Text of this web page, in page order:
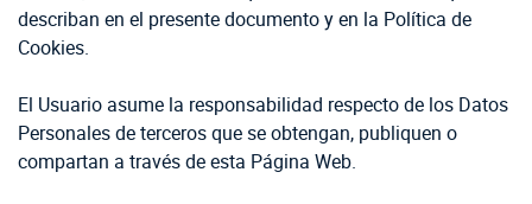
describan en el presente documento y en la Política de
Cookies.
El Usuario asume la responsabilidad respecto de los Datos
Personales de terceros que se obtengan, publiquen o
compartan a través de esta Página Web.